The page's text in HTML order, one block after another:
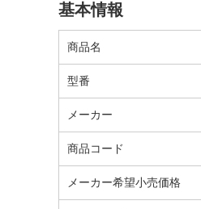
基本情報
商品名
型番
メーカー
商品コード
メーカー希望小売価格